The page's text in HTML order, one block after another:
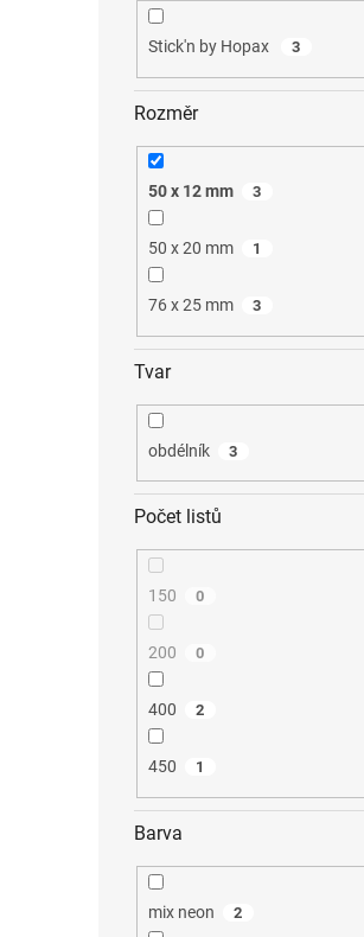
Stick'n by Hopax 3
Rozměr
50 x 12 mm 3
50 x 20 mm 1
76 x 25 mm 3
Tvar
obdélník 3
Počet listů
150 0
200 0
400 2
450 1
Barva
mix neon 2